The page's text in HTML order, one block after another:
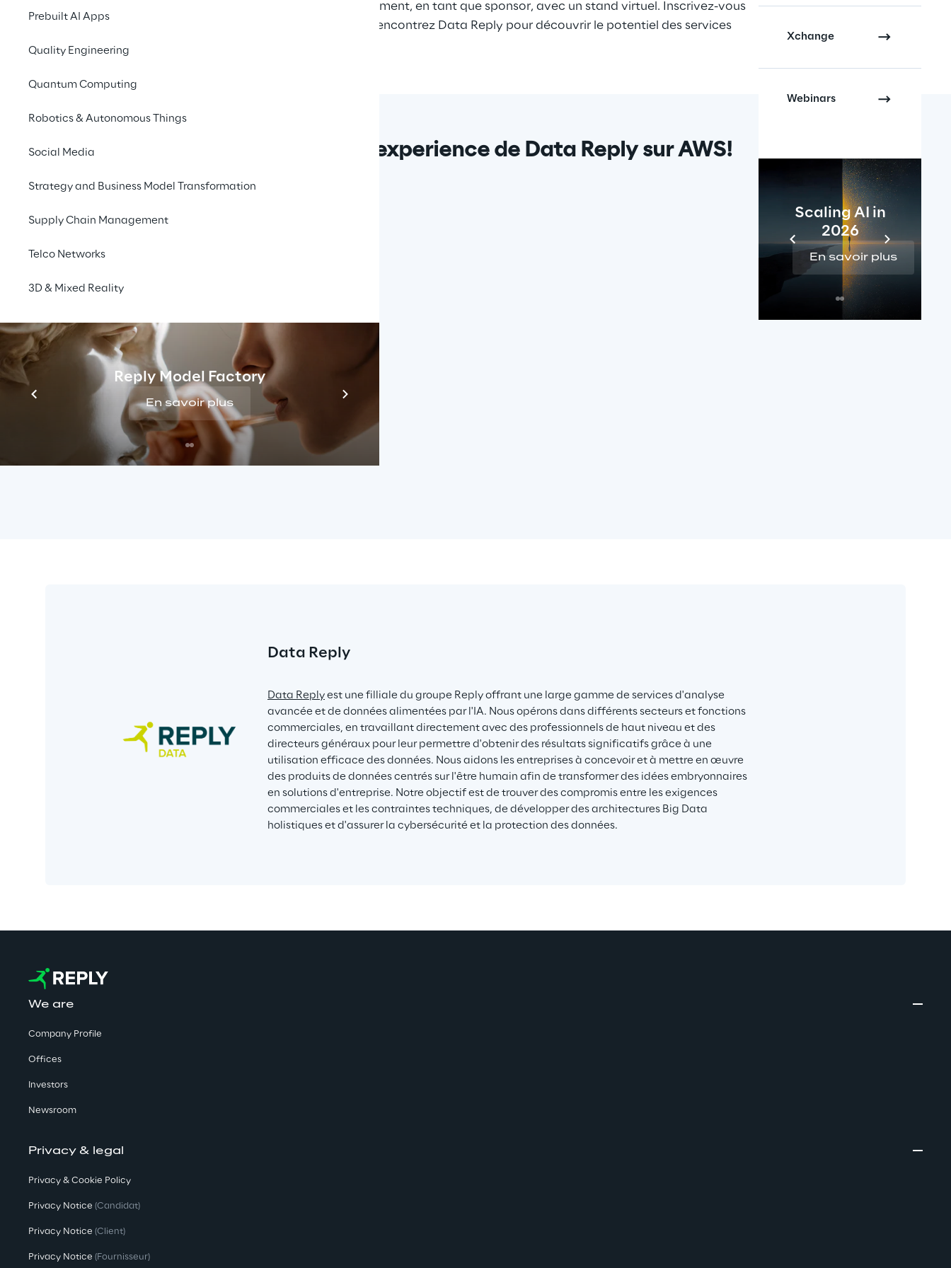
Prebuilt AI Apps
Quality Engineering
Quantum Computing
Robotics & Autonomous Things
Social Media
Strategy and Business Model Transformation
Supply Chain Management
Telco Networks
3D & Mixed Reality
Reply Model Factory
En savoir plus
Xchange
Webinars
Scaling AI in
2026
En savoir plus
est présent à l'événement, en tant que sponsor, avec un stand virtuel. Inscrivez-vous
gratuitement à l'événement et rencontrez Data Reply pour découvrir le potentiel des services
Inspirez-vous de l'experience de Data Reply sur AWS!
Data Reply
Data Reply est une filliale du groupe Reply offrant une large gamme de services d'analyse
avancée et de données alimentées par l'IA. Nous opérons dans différents secteurs et fonctions
commerciales, en travaillant directement avec des professionnels de haut niveau et des
directeurs généraux pour leur permettre d'obtenir des résultats significatifs grâce à une
utilisation efficace des données. Nous aidons les entreprises à concevoir et à mettre en œuvre
des produits de données centrés sur l'être humain afin de transformer des idées embryonnaires
en solutions d'entreprise. Notre objectif est de trouver des compromis entre les exigences
commerciales et les contraintes techniques, de développer des architectures Big Data
holistiques et d'assurer la cybersécurité et la protection des données.
We are
Company Profile
Offices
Investors
Newsroom
Privacy & legal
Privacy & Cookie Policy
Privacy Notice (Candidat)
Privacy Notice (Client)
Privacy Notice (Fournisseur)